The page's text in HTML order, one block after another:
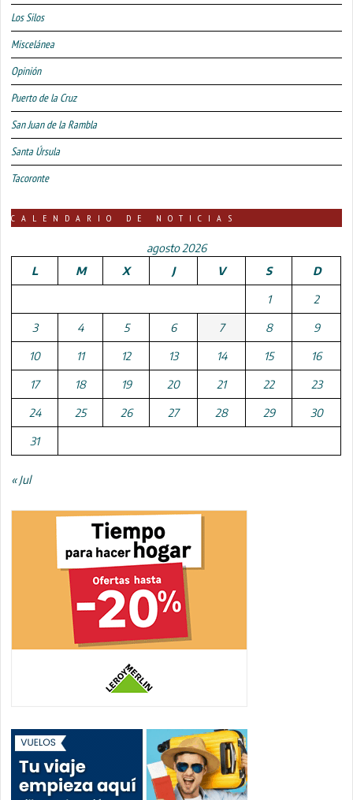
Los Silos
Miscelánea
Opinión
Puerto de la Cruz
San Juan de la Rambla
Santa Úrsula
Tacoronte
CALENDARIO DE NOTICIAS
agosto 2026
L
M X J V S D
1 2
3 4 5 6 7 8 9
10 11 12 13 14 15 16
17 18 19 20 21 22 23
24 25 26 27 28 29 30
31
« Jul